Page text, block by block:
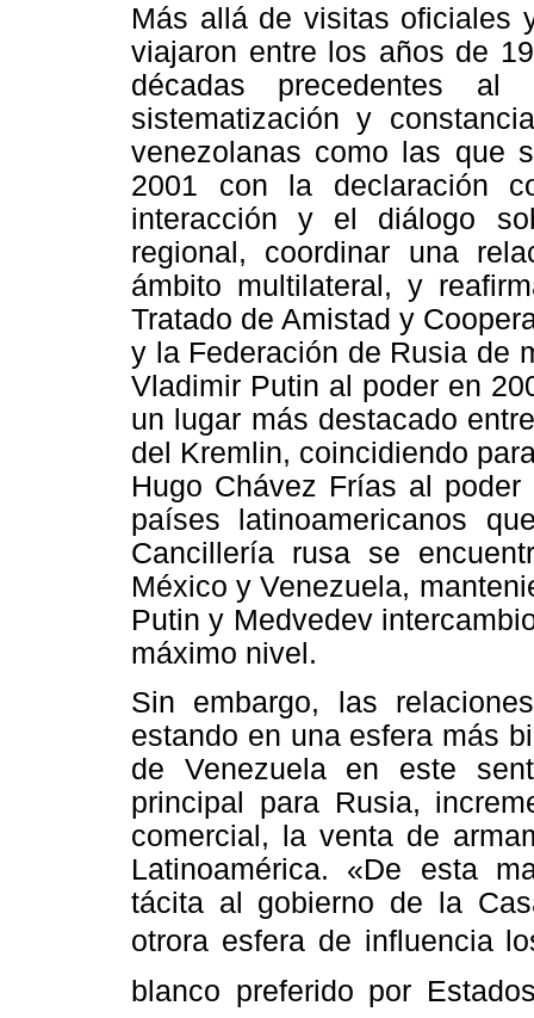
Más allá de visitas oficiales
viajaron entre los años de
décadas precedentes
sistematización y
venezolanas como las que
2001 con la declaración
interacción y el diálogo
regional, coordinar una
ámbito multilateral, y
Tratado de Amistad y
y la Federación de Rusia de
Vladimir Putin al poder en
un lugar más destacado
del Kremlin, coincidiendo
Hugo Chávez Frías al
países latinoamericanos
Cancillería rusa se
México y Venezuela,
Putin y Medvedev
máximo nivel.
Sin embargo, las
estando en una esfera más
de Venezuela en este
principal para Rusia,
comercial, la venta de
Latinoamérica. «De esta
tácita al gobierno de la
otrora esfera de influencia
blanco preferido por